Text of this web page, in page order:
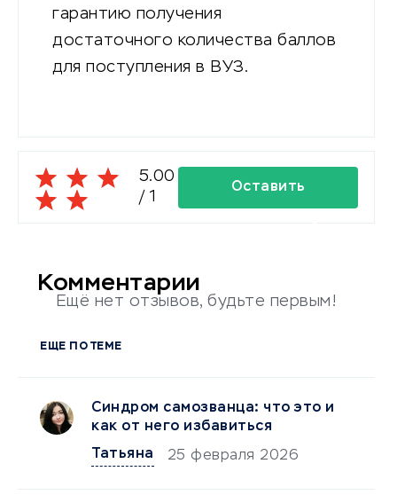
гарантию получения
достаточного количества баллов
для поступления в ВУЗ.
5.00
/ 1
Оставить
Комментарии
Ещё нет отзывов, будьте первым!
ЕЩЕ ПО ТЕМЕ
Синдром самозванца: что это и
как от него избавиться
Татьяна
25 февраля 2026